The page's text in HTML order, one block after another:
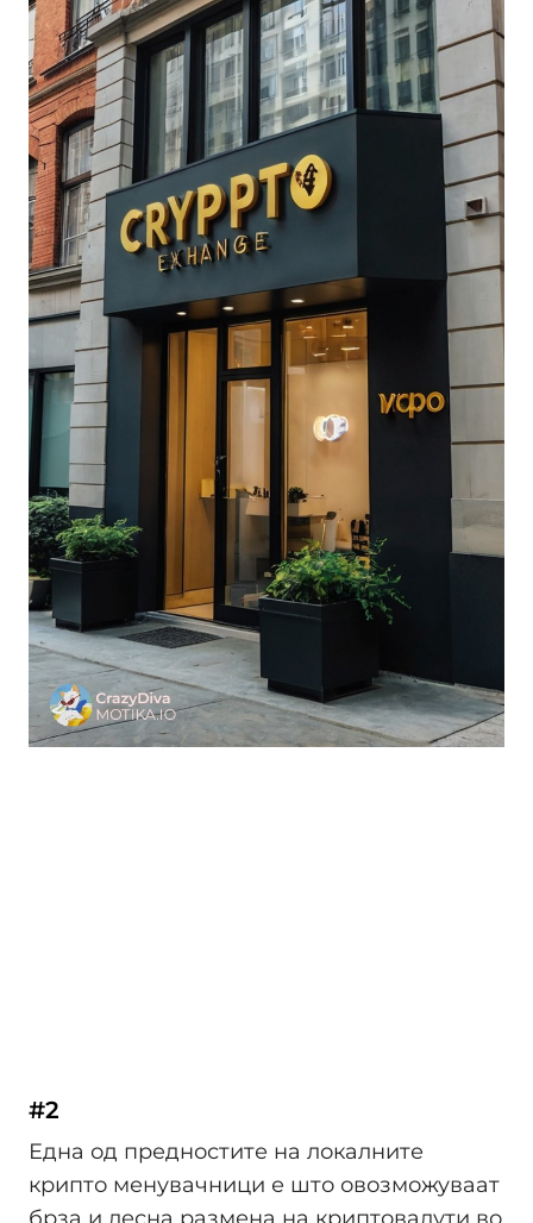
#2
Една од предностите на локалните
крипто менувачници е што овозможуваат